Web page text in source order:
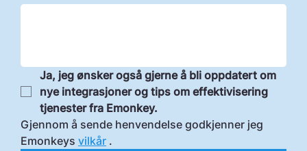
Ja, jeg ønsker også gjerne å bli oppdatert om
nye integrasjoner og tips om effektivisering
tjenester fra Emonkey.
Gjennom å sende henvendelse godkjenner jeg
Emonkeys vilkår